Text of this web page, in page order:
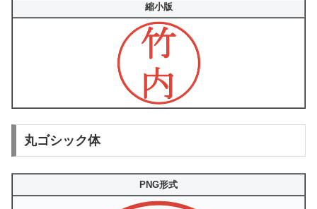
縮小版
丸ゴシック体
PNG形式